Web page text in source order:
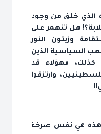
الذي خلق من وجود
هل تنهمر على
وزيتون النور
السياسية الذين
كذلك، فهؤلاء قد
وارتزقوا
وهذه هي نفس صرخة